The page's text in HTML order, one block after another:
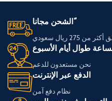
ًالشحن مجانا
من 275 ريال سعودي
طوال أيام الأسبوع
نحن مستعدون للدعم
الدفع عبر الإنترنت
نظام دفع آمن